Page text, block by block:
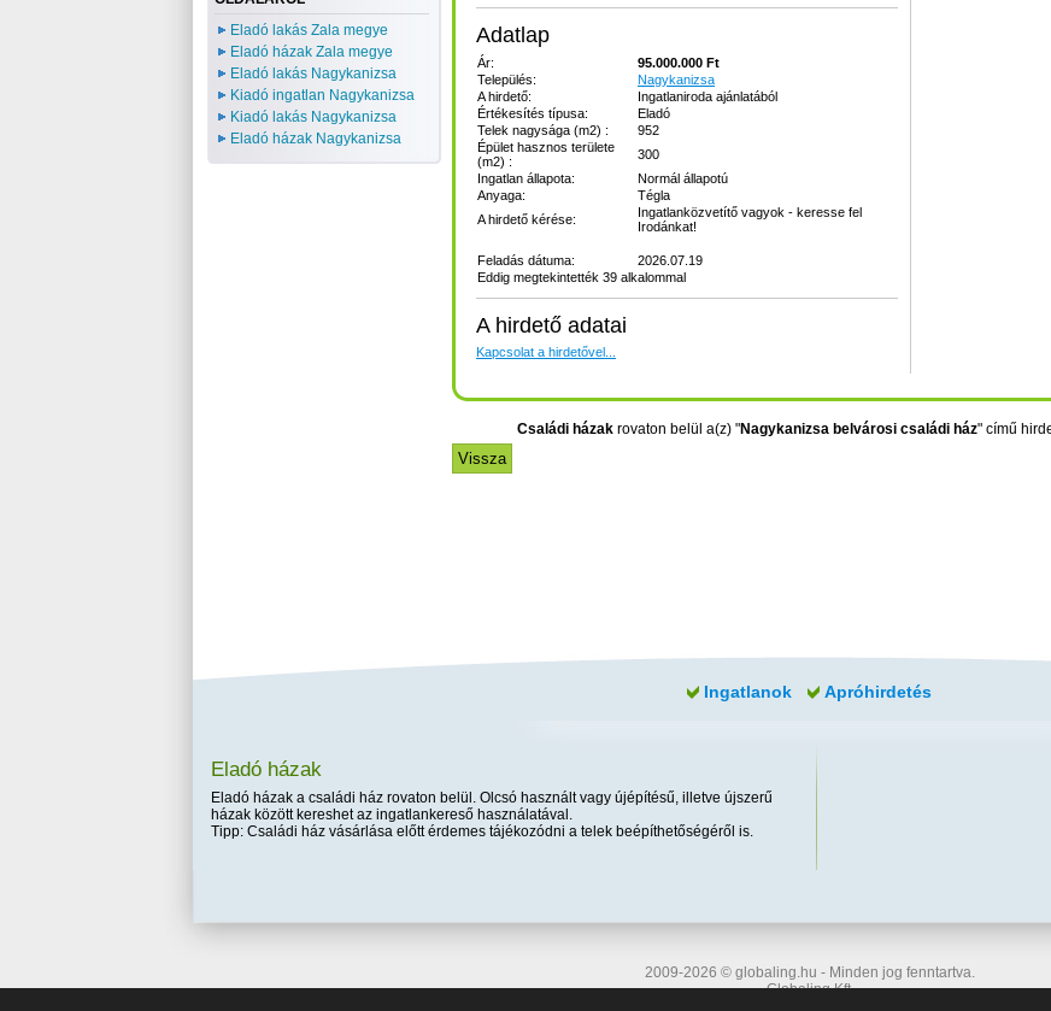
Eladó lakás Zala megye
Eladó házak Zala megye
Eladó lakás Nagykanizsa
Kiadó ingatlan Nagykanizsa
Kiadó lakás Nagykanizsa
Eladó házak Nagykanizsa
Adatlap
Ár:
95.000.000 Ft
Település:
Nagykanizsa
A hirdető:
Ingatlaniroda ajánlatából
Értékesítés típusa:
Eladó
Telek nagysága (m2) :
952
Épület hasznos területe
(m2) :
300
Ingatlan állapota:
Normál állapotú
Anyaga:
Tégla
A hirdető kérése:
Ingatlanközvetítő vagyok - keresse fel
Irodánkat!
Feladás dátuma:
2026.07.19
Eddig megtekintették 39 alkalommal
A hirdető adatai
Kapcsolat a hirdetővel...
Családi házakrovaton belül a(z) "Nagykanizsa belvárosi családi ház" című
Ingatlanok Apróhirdetés
Eladó házak
Eladó házak a családi ház rovaton belül. Olcsó használt vagy újépítésű, illetve újszerű
házak között kereshet az ingatlankereső használatával.
Tipp: Családi ház vásárlása előtt érdemes tájékozódni a telek beépíthetőségéről is.
2009-2026 © globaling.hu - Minden jog fenntartva.
Globaling Kft.